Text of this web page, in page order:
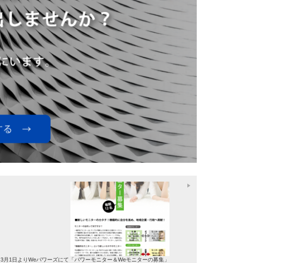
3月1日よりWeパワーズにて「パワーモニター＆Weモニターの募集」